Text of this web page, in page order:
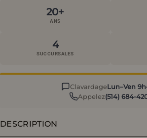
20+
ANS
4
SUCCURSALES
ClavardageLun–Ven
Appelez(514) 684-
DESCRIPTION